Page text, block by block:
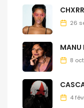
26
MANU
8
4